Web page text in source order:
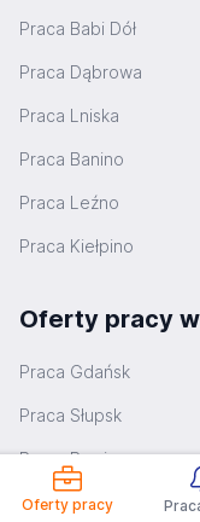
Oferty pracy
Praca Babi Dół
Praca Dąbrowa
Praca Lniska
Praca Banino
Praca Leźno
Praca Kiełpino
Oferty pracy
Praca Gdańsk
Praca Słupsk
Praca Rumia
Praca Starogard